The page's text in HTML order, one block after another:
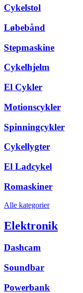
Cykelstol
Løbebånd
Stepmaskine
Cykelhjelm
El Cykler
Motionscykler
Spinningcykler
Cykellygter
El Ladcykel
Romaskiner
Alle kategorier
Elektronik
Dashcam
Soundbar
Powerbank